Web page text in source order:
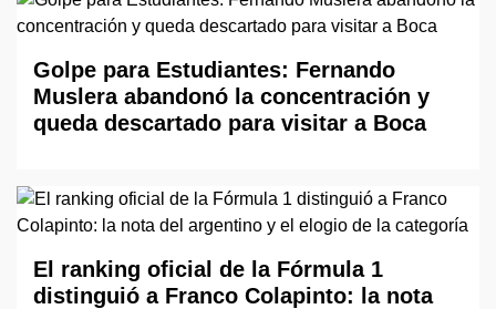
Golpe para Estudiantes: Fernando
Muslera abandonó la concentración y
queda descartado para visitar a Boca
El ranking oficial de la Fórmula 1
distinguió a Franco Colapinto: la nota